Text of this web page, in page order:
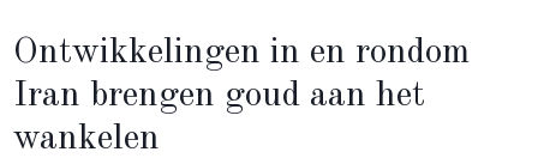
Ontwikkelingen in en rondom
Iran brengen goud aan het
wankelen